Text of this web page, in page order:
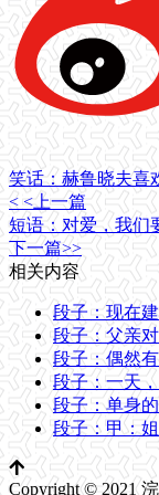
笑话：赫鲁晓夫喜
< <上一篇
短语：对爱，我们
下一篇>>
相关内容
段子：现在
段子：父亲
段子：偶然
段子：一天
段子：单身
段子：甲：
Copyright © 2021